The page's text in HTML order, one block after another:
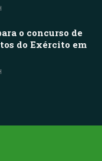
o concurso de
do Exército em